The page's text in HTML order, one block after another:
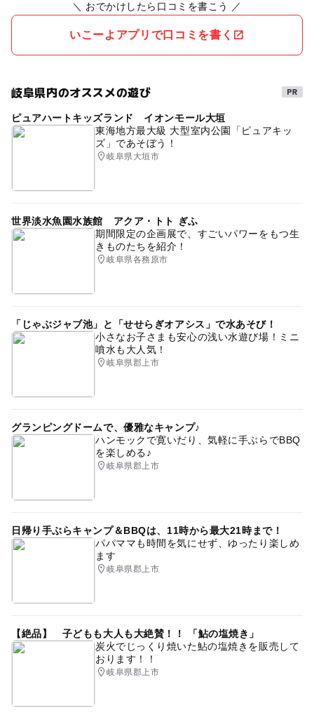
＼ おでかけしたら口コミを書こう ／
いこーよアプリで口コミを書く
岐阜県内のオススメの遊び
ピュアハートキッズランド イオンモール大垣
東海地方最大級 大型室内公園「ピュアキッ
ズ」であそぼう！
岐阜県大垣市
世界淡水魚園水族館 アクア・トト ぎふ
期間限定の企画展で、すごいパワーをもつ生
きものたちを紹介！
岐阜県各務原市
「じゃぶジャブ池」と「せせらぎオアシス」で水あそび！
小さなお子さまも安心の浅い水遊び場！ミニ
噴水も大人気！
岐阜県郡上市
グランピングドームで、優雅なキャンプ♪
ハンモックで寛いだり、気軽に手ぶらでBBQ
を楽しめる♪
岐阜県郡上市
日帰り手ぶらキャンプ＆BBQは、11時から最大21時まで！
パパママも時間を気にせず、ゆったり楽しめ
ます
岐阜県郡上市
【絶品】 子どもも大人も大絶賛！！ 「鮎の塩焼き」
炭火でじっくり焼いた鮎の塩焼きを販売して
おります！！
岐阜県郡上市